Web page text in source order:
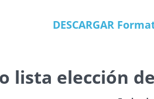
DESCARGAR
lista elección